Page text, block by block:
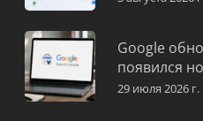
Google
появился
29 июля 2026 г.